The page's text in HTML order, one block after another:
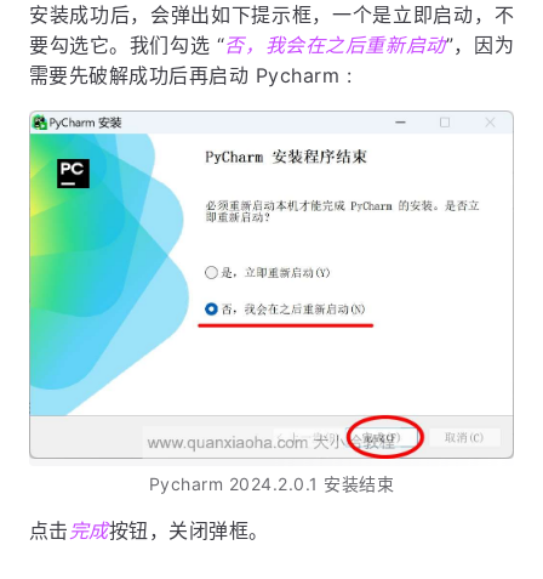
安装成功后，会弹出如下提示框，一个是立即启动，不
要勾选它。我们勾选 “否，我会在之后重新启动”，因为
需要先破解成功后再启动 Pycharm :
Pycharm 2024.2.0.1 安装结束
点击 完成按钮，关闭弹框。